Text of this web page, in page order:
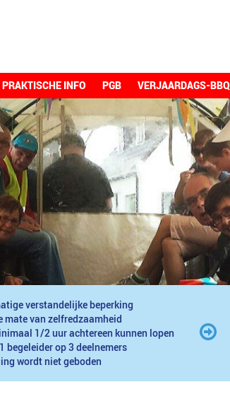
PRAKTISCHE INFO PGB VERJAARDAGS-BBQ
verstandelijke beperking
mate van zelfredzaamheid
1/2 uur achtereen kunnen lopen
begeleider op 3 deelnemers
wordt niet geboden